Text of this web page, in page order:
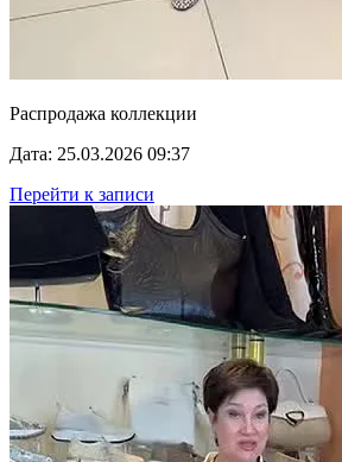
Распродажа коллекции
Дата: 25.03.2026 09:37
Перейти к записи